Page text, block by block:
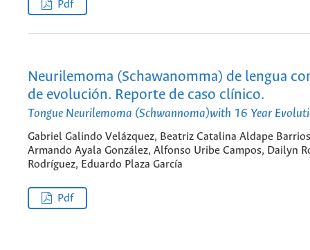
Pdf
Neurilemoma (Schawanomma) de lengua
de evolución. Reporte de caso clínico.
Tongue Neurilemoma (Schwannoma)with 16 Year
Gabriel Galindo Velázquez, Beatriz Catalina Aldape
Armando Ayala González, Alfonso Uribe Campos, Dailyn
Rodríguez, Eduardo Plaza García
Pdf